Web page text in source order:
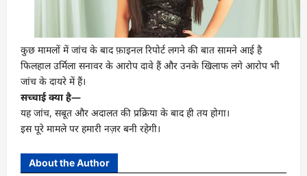
कुछ मामलों में जांच के बाद फ़ाइनल रिपोर्ट लगने की बात सामने आई है
फिलहाल उर्मिला सनावर के आरोप दावे हैं और उनके खिलाफ लगे आरोप भी
जांच के दायरे में हैं।
सच्चाई क्या है—
यह जांच, सबूत और अदालत की प्रक्रिया के बाद ही तय होगा।
इस पूरे मामले पर हमारी नज़र बनी रहेगी।
About the Author